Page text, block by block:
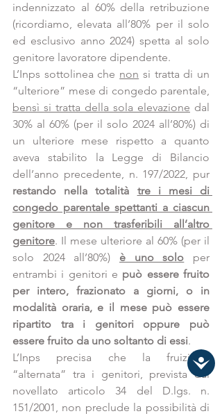
indennizzato al 60% della retribuzione
(ricordiamo, elevata all’80% per il solo
ed esclusivo anno 2024) spetta al solo
genitore lavoratore dipendente.
L’Inps sottolinea che non si tratta di un
bensì si tratta della sola elevazione dal
30% al 60% (per il solo 2024 all’80%) di
un ulteriore mese rispetto a quanto
aveva stabilito la Legge di Bilancio
restando nella totalità tre i mesi di
congedo parentale spettanti a ciascun
genitore e non trasferibili all’altro
genitore. Il mese ulteriore al 60% (per il
solo 2024 all’80%) è uno solo
per
entrambi i genitori e può essere fruito
per intero, frazionato a giorni, o in
modalità oraria, e il mese può essere
ripartito tra i genitori oppure può
essere fruito da uno soltanto di essi.
L’Inps precisa che la fruizione
“alternata” tra i genitori, prevista dal
novellato articolo 34 del D.lgs. n.
151/2001, non preclude la possibilità di